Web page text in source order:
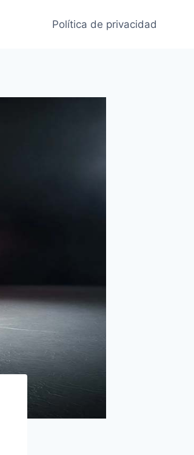
Política de privacidad